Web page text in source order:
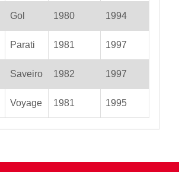
Gol 1980 1994
Parati 1981 1997
Saveiro 1982 1997
Voyage 1981 1995